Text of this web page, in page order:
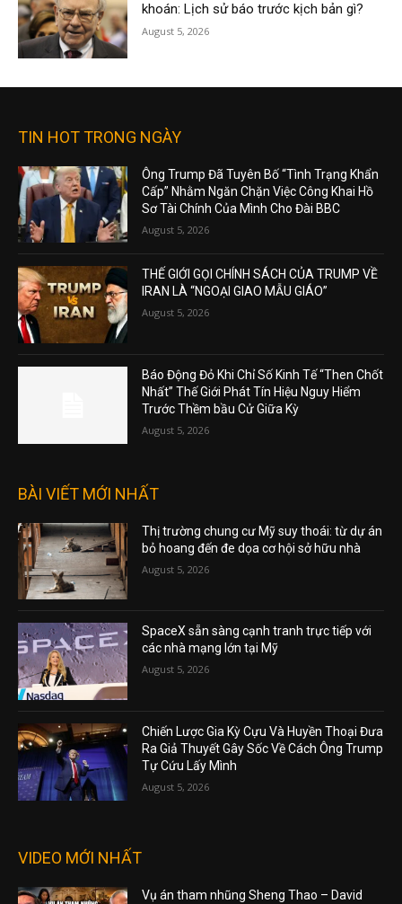
khoán: Lịch sử báo trước kịch bản gì?
August 5, 2026
TIN HOT TRONG NGÀY
Ông Trump Đã Tuyên Bố “Tình Trạng Khẩn
Cấp” Nhằm Ngăn Chặn Việc Công Khai Hồ
Sơ Tài Chính Của Mình Cho Đài BBC
August 5, 2026
THẾ GIỚI GỌI CHÍNH SÁCH CỦA TRUMP VỀ
IRAN LÀ “NGOẠI GIAO MẪU GIÁO”
August 5, 2026
Báo Động Đỏ Khi Chỉ Số Kinh Tế “Then Chốt
Nhất” Thế Giới Phát Tín Hiệu Nguy Hiểm
Trước Thềm bầu Cử Giữa Kỳ
August 5, 2026
BÀI VIẾT MỚI NHẤT
Thị trường chung cư Mỹ suy thoái: từ dự án
bỏ hoang đến đe dọa cơ hội sở hữu nhà
August 5, 2026
SpaceX sẵn sàng cạnh tranh trực tiếp với
các nhà mạng lớn tại Mỹ
August 5, 2026
Chiến Lược Gia Kỳ Cựu Và Huyền Thoại Đưa
Ra Giả Thuyết Gây Sốc Về Cách Ông Trump
Tự Cứu Lấy Mình
August 5, 2026
VIDEO MỚI NHẤT
Vụ án tham nhũng Sheng Thao – David